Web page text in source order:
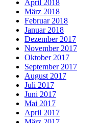
April 2018
März 2018
Februar 2018
Januar 2018
Dezember 2017
November 2017
Oktober 2017
September 2017
August 2017
Juli 2017
Juni 2017
Mai 2017
April 2017